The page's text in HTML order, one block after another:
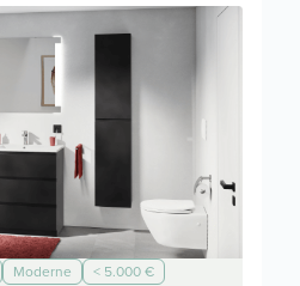
Moderne
< 5.000 €